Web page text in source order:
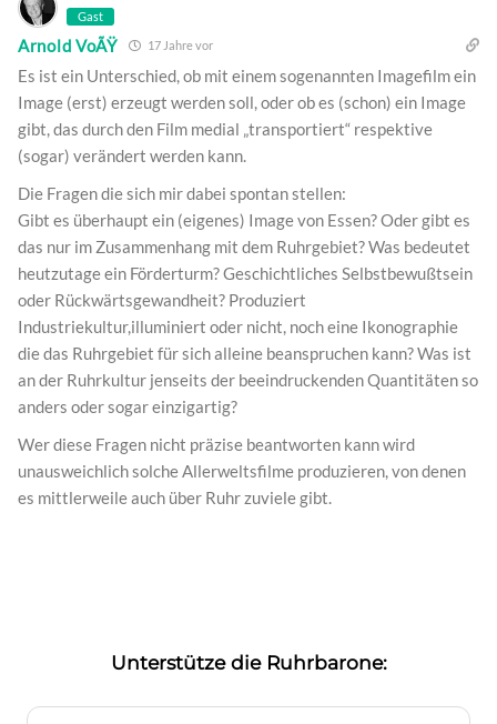
Gast
Arnold VoÃŸ 17 Jahre vor
Es ist ein Unterschied, ob mit einem sogenannten Imagefilm ein
Image (erst) erzeugt werden soll, oder ob es (schon) ein Image
gibt, das durch den Film medial „transportiert“ respektive
(sogar) verändert werden kann.
Die Fragen die sich mir dabei spontan stellen:
Gibt es überhaupt ein (eigenes) Image von Essen? Oder gibt es
das nur im Zusammenhang mit dem Ruhrgebiet? Was bedeutet
heutzutage ein Förderturm? Geschichtliches Selbstbewußtsein
oder Rückwärtsgewandheit? Produziert
Industriekultur,illuminiert oder nicht, noch eine Ikonographie
die das Ruhrgebiet für sich alleine beanspruchen kann? Was ist
an der Ruhrkultur jenseits der beeindruckenden Quantitäten so
anders oder sogar einzigartig?
Wer diese Fragen nicht präzise beantworten kann wird
unausweichlich solche Allerweltsfilme produzieren, von denen
es mittlerweile auch über Ruhr zuviele gibt.
Unterstütze die Ruhrbarone: